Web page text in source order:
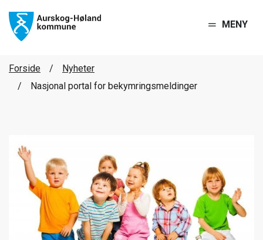
MENY
Forside
Nyheter
Nasjonal portal for bekymringsmeldinger